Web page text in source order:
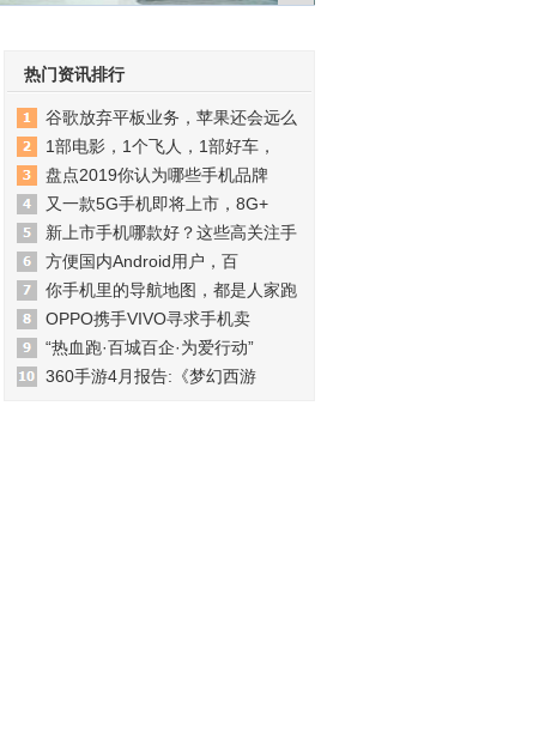
热门资讯排行
谷歌放弃平板业务，苹果还会远么
1部电影，1个飞人，1部好车，
盘点2019你认为哪些手机品牌
又一款5G手机即将上市，8G+
新上市手机哪款好？这些高关注手
方便国内Android用户，百
你手机里的导航地图，都是人家跑
OPPO携手VIVO寻求手机卖
“热血跑·百城百企·为爱行动”
360手游4月报告:《梦幻西游